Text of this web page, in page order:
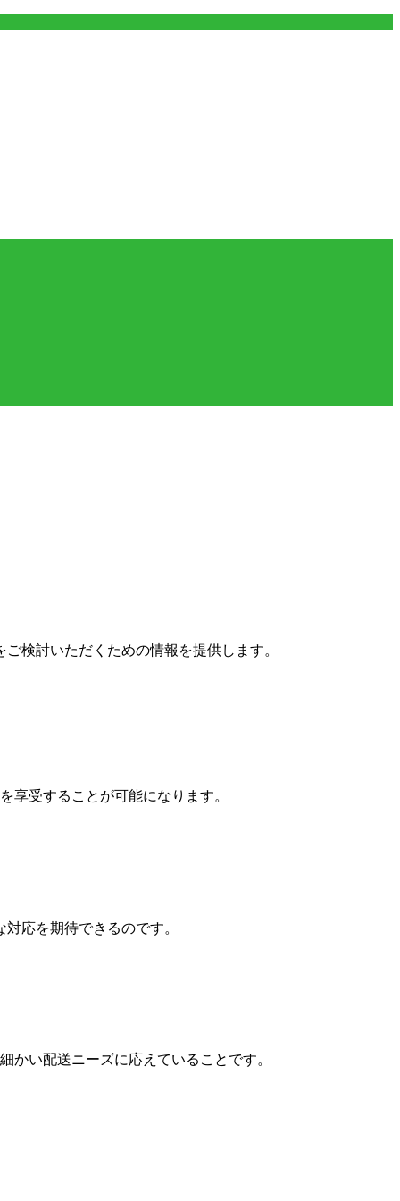
検討いただくための情報を提供します。
享受することが可能になります。
応を期待できるのです。
かい配送ニーズに応えていることです。